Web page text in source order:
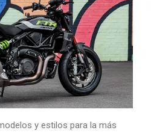
y estilos para la más